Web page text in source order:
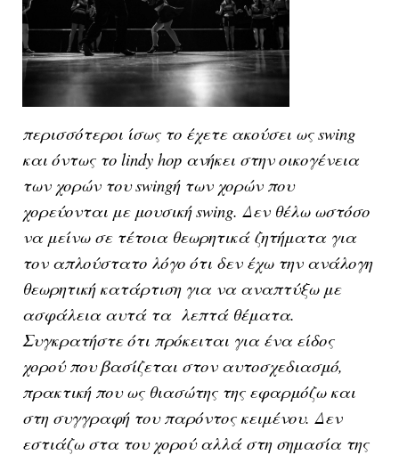
περισσότεροι ίσως το έχετε ακούσει ως swing
και όντως το lindy hop ανήκει στην οικογένεια
των χορών του swingή των χορών που
χορεύονται με μουσική swing. Δεν θέλω ωστόσο
να μείνω σε τέτοια θεωρητικά ζητήματα για
τον απλούστατο λόγο ότι δεν έχω την ανάλογη
θεωρητική κατάρτιση για να αναπτύξω με
ασφάλεια αυτά τα λεπτά θέματα.
Συγκρατήστε ότι πρόκειται για ένα είδος
χορού που βασίζεται στον αυτοσχεδιασμό,
πρακτική που ως θιασώτης της εφαρμόζω και
στη συγγραφή του παρόντος κειμένου. Δεν
εστιάζω στα του χορού αλλά στη σημασία της